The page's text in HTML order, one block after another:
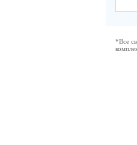
*Все